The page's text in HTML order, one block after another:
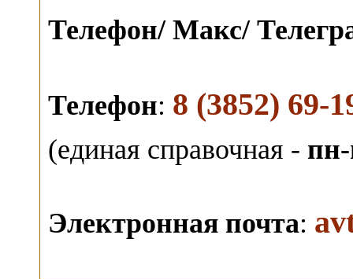
Телефон/ Макс/
Телефон: 8 (3852) 69-
(единая справочная -
Электронная почта: